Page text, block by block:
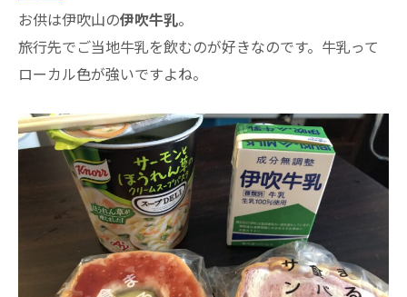
お供は伊吹山の伊吹牛乳。
旅行先でご当地牛乳を飲むのが好きなのです。牛乳って
ローカル色が強いですよね。